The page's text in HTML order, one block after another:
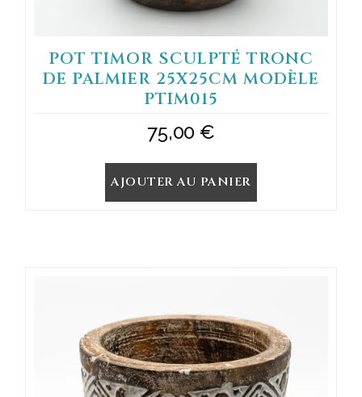
POT TIMOR SCULPTÉ TRONC
DE PALMIER 25X25CM MODÈLE
PTIM015
75,00 €
AJOUTER AU PANIER